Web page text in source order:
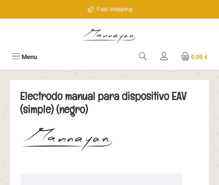
Fast shipping
Menu 0,00 €
Electrodo manual para dispositivo EAV
(simple) (negro)